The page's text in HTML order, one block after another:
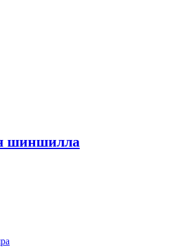
шиншилла